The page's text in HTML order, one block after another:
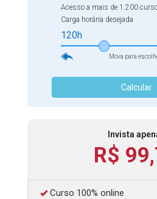
com essa linguagem e disputar
dentro do mercado e que
aprofundar cada vez mais no tema.
Acesso a mais de 1.200
Carga horária desejada
120h
Mova para
Calcular
Invista
R$
Curso 100% online